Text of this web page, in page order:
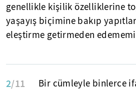
genellikle kişilik özelliklerine
yaşayış biçimine bakıp
eleştirme getirmeden
2/11 Bir cümleyle binlerce